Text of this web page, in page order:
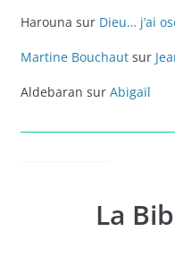
Harouna sur Dieu… j’ai
Martine Bouchautsur
Aldebaran sur Abigaïl
La